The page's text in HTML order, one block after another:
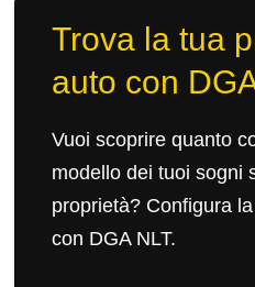
Trova la tua
auto con
Vuoi scoprire quanto
modello dei tuoi sogni
proprietà? Configura
con DGA NLT.